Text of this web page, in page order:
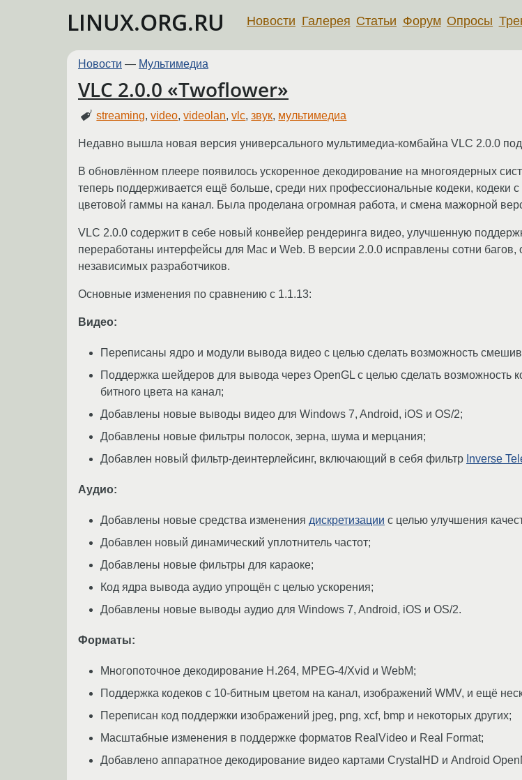
LINUX.ORG.RU Новости Галерея Статьи Форум Опросы
Новости — Мультимедиа
VLC 2.0.0 «Twoflower»
streaming,video,videolan,vlc,звук, мультимедиа
Недавно вышла новая версия универсального мультимедиа-комбайна VLC 2.0.0
В обновлённом плеере появилось ускоренное декодирование на многоядерных
теперь поддерживается ещё больше, среди них профессиональные кодеки, кодеки
цветовой гаммы на канал. Была проделана огромная работа, и смена мажорной
VLC 2.0.0 содержит в себе новый конвейер рендеринга видео, улучшенную
переработаны интерфейсы для Mac и Web. В версии 2.0.0 исправлены сотни
независимых разработчиков.
Основные изменения по сравнению с 1.1.13:
Видео:
Переписаны ядро и модули вывода видео с целью сделать возможность
Поддержка шейдеров для вывода через OpenGL с целью сделать возможность
битного цвета на канал;
Добавлены новые выводы видео для Windows 7, Android, iOS и OS/2;
Добавлены новые фильтры полосок, зерна, шума и мерцания;
Добавлен новый фильтр-деинтерлейсинг, включающий в себя фильтр Inverse
Аудио:
Добавлены новые средства изменения дискретизации с целью улучшения
Добавлен новый динамический уплотнитель частот;
Добавлены новые фильтры для караоке;
Код ядра вывода аудио упрощён с целью ускорения;
Добавлены новые выводы аудио для Windows 7, Android, iOS и OS/2.
Форматы:
Многопоточное декодирование H.264, MPEG-4/Xvid и WebM;
Поддержка кодеков с 10-битным цветом на канал, изображений WMV, и ещё
Переписан код поддержки изображений jpeg, png, xcf, bmp и некоторых других;
Масштабные изменения в поддержке форматов RealVideo и Real Format;
Добавлено аппаратное декодирование видео картами CrystalHD и Android